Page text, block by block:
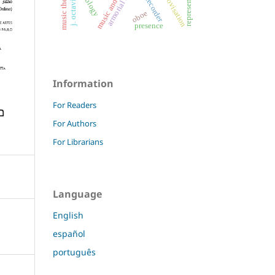
recorder
presence
oboe
Information
For Readers
For Authors
For Librarians
Language
English
español
português